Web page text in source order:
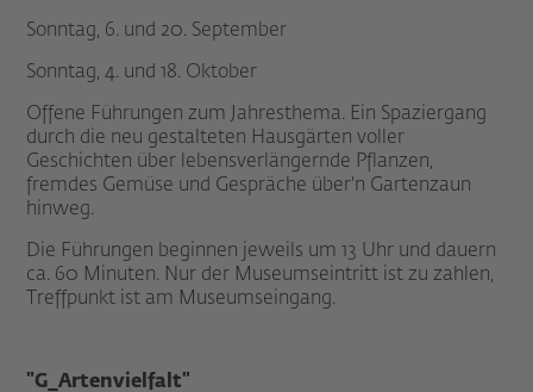
Sonntag, 6. und 20. September
Sonntag, 4. und 18. Oktober
Offene Führungen zum Jahresthema. Ein Spaziergang
durch die neu gestalteten Hausgärten voller
Geschichten über lebensverlängernde Pflanzen,
fremdes Gemüse und Gespräche über'n Gartenzaun
hinweg.
Die Führungen beginnen jeweils um 13 Uhr und dauern
ca. 60 Minuten. Nur der Museumseintritt ist zu zahlen,
Treffpunkt ist am Museumseingang.
"G_Artenvielfalt"